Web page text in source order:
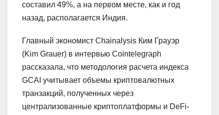
составил 49%, а на первом месте, как и год
назад, располагается Индия.
Главный экономист Chainalysis Ким Грауэр
(Kim Grauer) в интервью Cointelegraph
рассказала, что методология расчета индекса
GCAI учитывает объемы криптовалютных
транзакций, полученных через
централизованные криптоплатформы и DeFi-